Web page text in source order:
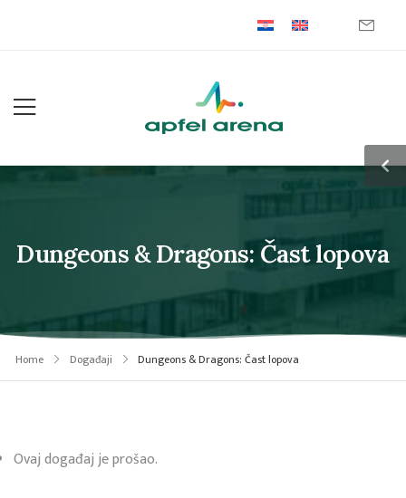
Dungeons & Dragons: Čast lopova
Home Događaji Dungeons & Dragons: Čast lopova
Ovaj događaj je prošao.